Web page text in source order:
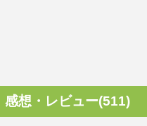
感想・レビュー(511)